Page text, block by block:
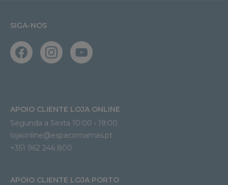
SIGA-NOS
APOIO CLIENTE LOJA ONLINE
Segunda a Sexta 10:00 › 19:00
lojaonline@espacomamas.pt
+351 962 246 800
APOIO CLIENTE LOJA PORTO